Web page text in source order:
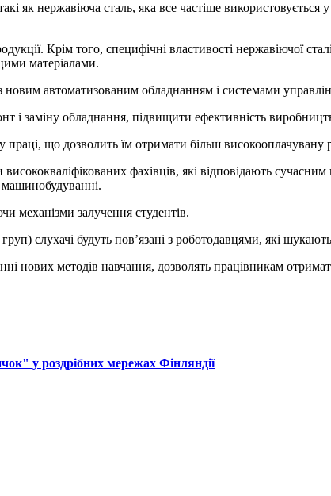
як нержавіюча сталь, яка все частіше
Крім того, специфічні властивості нержавіючої
матеріалами.
автоматизованим обладнанням і системами
заміну обладнання, підвищити ефективність
що дозволить їм отримати більш високооплачувану
фахівців, які відповідають
механізми залучення студентів.
слухачі будуть пов’язані з роботодавцями, які
нових методів навчання, дозволять працівникам
у роздрібних мережах Фінляндії